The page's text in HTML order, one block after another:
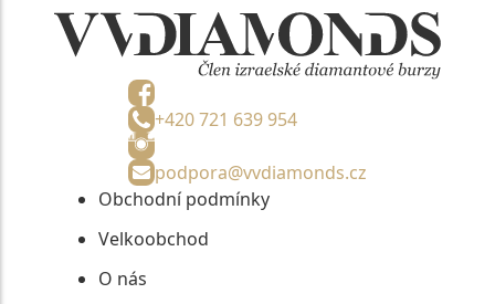
+420 721 639 954
podpora@vvdiamonds.cz
Obchodní podmínky
Velkoobchod
O nás